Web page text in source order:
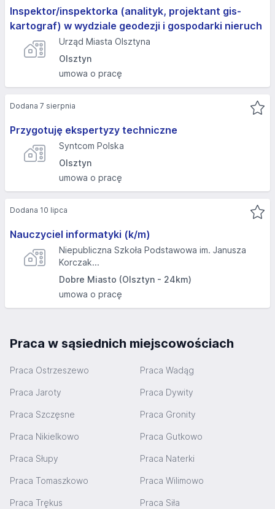
Inspektor/inspektorka (analityk, projektant gis-
kartograf) w wydziale geodezji i gospodarki nieruch
Urząd Miasta Olsztyna
Olsztyn
umowa o pracę
Przygotuję ekspertyzy techniczne
Syntcom Polska
Olsztyn
umowa o pracę
Dodana 7 sierpnia
Nauczyciel informatyki (k/m)
Niepubliczna Szkoła Podstawowa im. Janusza
Korczak...
Dobre Miasto (Olsztyn - 24km)
umowa o pracę
Dodana 10 lipca
Praca w sąsiednich miejscowościach
Praca Ostrzeszewo Praca Wadąg
Praca Jaroty Praca Dywity
Praca Szczęsne Praca Gronity
Praca Nikielkowo Praca Gutkowo
Praca Słupy Praca Naterki
Praca Tomaszkowo Praca Wilimowo
Praca Trękus Praca Siła